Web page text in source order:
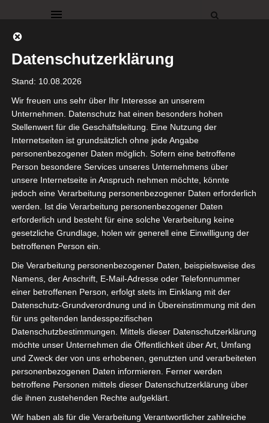
GEWÄCHSHAUS RÖDA HUS WINTER
Winterzauber
„Frohes
neues Jahr
2024!“
13. Januar 2024
Ihr Lieben,
ich wünsche euch ein frohes
neues Jahr und grüße euch aus
meiner Winterpause.
Für das neue Jahr wünsche ich
euch Gesundheit & viele
glückliche Momente.
Datenschutzerklärung
Stand: 10.08.2026
Wir freuen uns sehr über Ihr Interesse an unserem
Unternehmen. Datenschutz hat einen besonders hohen
Stellenwert für die Geschäftsleitung. Eine Nutzung der
Internetseiten ist grundsätzlich ohne jede Angabe
personenbezogener Daten möglich. Sofern eine betroffene
Person besondere Services unseres Unternehmens über
unsere Internetseite in Anspruch nehmen möchte, könnte
jedoch eine Verarbeitung personenbezogener Daten erforderlich
werden. Ist die Verarbeitung personenbezogener Daten
erforderlich und besteht für eine solche Verarbeitung keine
gesetzliche Grundlage, holen wir generell eine Einwilligung der
betroffenen Person ein.
Die Verarbeitung personenbezogener Daten, beispielsweise des
Namens, der Anschrift, E-Mail-Adresse oder Telefonnummer
einer betroffenen Person, erfolgt stets im Einklang mit der
Datenschutz-Grundverordnung und in Übereinstimmung mit den
für uns geltenden landesspezifischen
Datenschutzbestimmungen. Mittels dieser Datenschutzerklärung
möchte unser Unternehmen die Öffentlichkeit über Art, Umfang
und Zweck der von uns erhobenen, genutzten und verarbeiteten
personenbezogenen Daten informieren. Ferner werden
betroffene Personen mittels dieser Datenschutzerklärung über
die ihnen zustehenden Rechte aufgeklärt.
Wir haben als für die Verarbeitung Verantwortlicher zahlreiche